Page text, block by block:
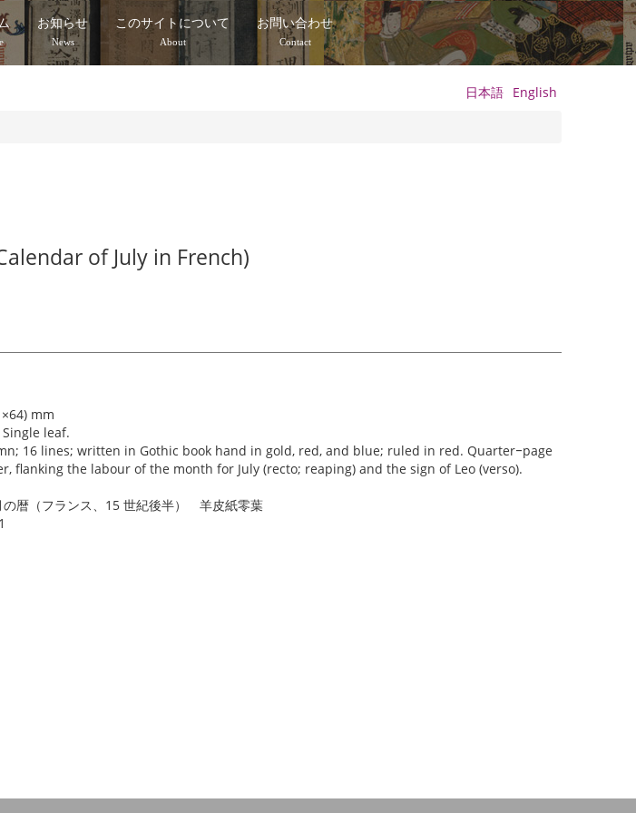
お知らせ
News
このサイトについて
About
お問い合わせ
Contact
日本語 English
of July in French)
mm
leaf.
16 lines; written in Gothic book hand in gold, red, and blue; ruled in red. Quarter‒page
flanking the labour of the month for July (recto; reaping) and the sign of Leo (verso).
暦（フランス、15 世紀後半） 羊皮紙零葉